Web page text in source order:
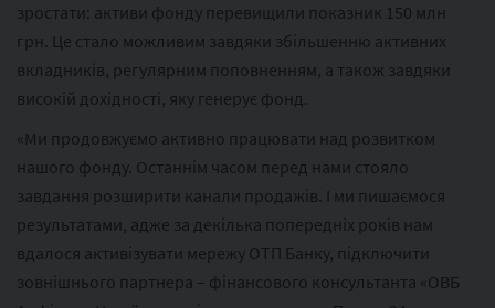
зростати: активи фонду перевищили показник 150 млн
грн. Це стало можливим завдяки збільшенню активних
вкладників, регулярним поповненням, а також завдяки
високій дохідності, яку генерує фонд.
«Ми продовжуємо активно працювати над розвитком
нашого фонду. Останнім часом перед нами стояло
завдання розширити канали продажів. І ми пишаємося
результатами, адже за декілька попередніх років нам
вдалося активізувати мережу ОТП Банку, підключити
зовнішнього партнера – фінансового консультанта «ОВБ